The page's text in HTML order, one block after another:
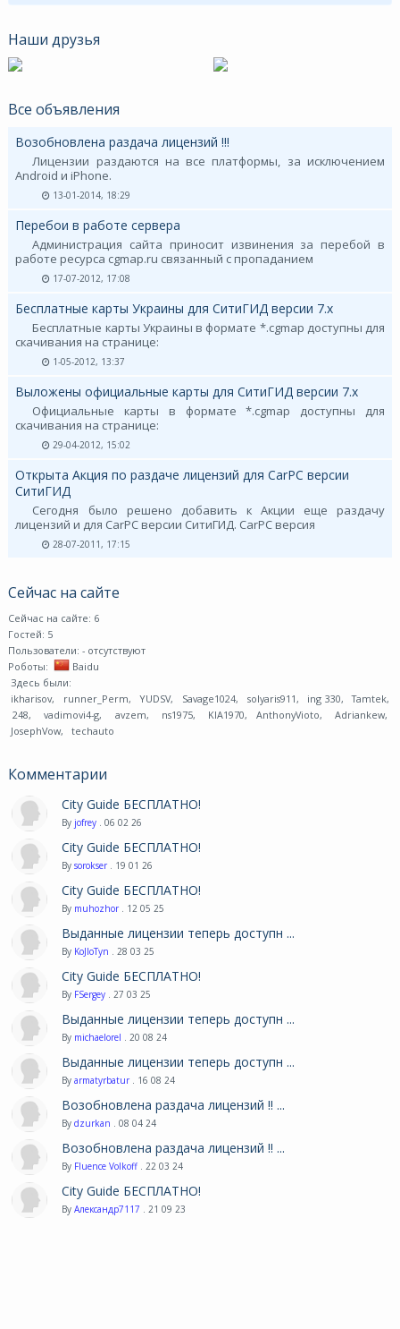
Наши друзья
Все объявления
Возобновлена раздача лицензий !!!
Лицензии раздаются на все платформы, за исключением
Android и iPhone.
13-01-2014, 18:29
Перебои в работе сервера
Администрация сайта приносит извинения за перебой в
работе ресурса cgmap.ru связанный с пропаданием
17-07-2012, 17:08
Бесплатные карты Украины для СитиГИД версии 7.х
Бесплатные карты Украины в формате *.cgmap доступны для
скачивания на странице:
1-05-2012, 13:37
Выложены официальные карты для СитиГИД версии 7.х
Официальные карты в формате *.cgmap доступны для
скачивания на странице:
29-04-2012, 15:02
Открыта Акция по раздаче лицензий для CarPC версии
СитиГИД
Сегодня было решено добавить к Акции еще раздачу
лицензий и для CarPC версии СитиГИД. CarPC версия
28-07-2011, 17:15
Сейчас на сайте
Сейчас на сайте: 6
Гостей: 5
Пользователи: - отсутствуют
Роботы:
Baidu
Здесь были:
ikharisov, runner_Perm, YUDSV, Savage1024, solyaris911 , ing 330, Tamtek,
248, vadimovi4-g, avzem, ns1975, KIA1970, AnthonyVioto, Adriankew,
JosephVow, techauto
Комментарии
City Guide БЕСПЛАТНО!
By jofrey . 06 02 26
City Guide БЕСПЛАТНО!
By sorokser . 19 01 26
City Guide БЕСПЛАТНО!
By muhozhor . 12 05 25
Выданные лицензии теперь доступн ...
By KoJIoTyn . 28 03 25
City Guide БЕСПЛАТНО!
By FSergey . 27 03 25
Выданные лицензии теперь доступн ...
By michaelorel . 20 08 24
Выданные лицензии теперь доступн ...
By armatyrbatur . 16 08 24
Возобновлена раздача лицензий !! ...
By dzurkan . 08 04 24
Возобновлена раздача лицензий !! ...
By Fluence Volkoff . 22 03 24
City Guide БЕСПЛАТНО!
By Александр7117 . 21 09 23